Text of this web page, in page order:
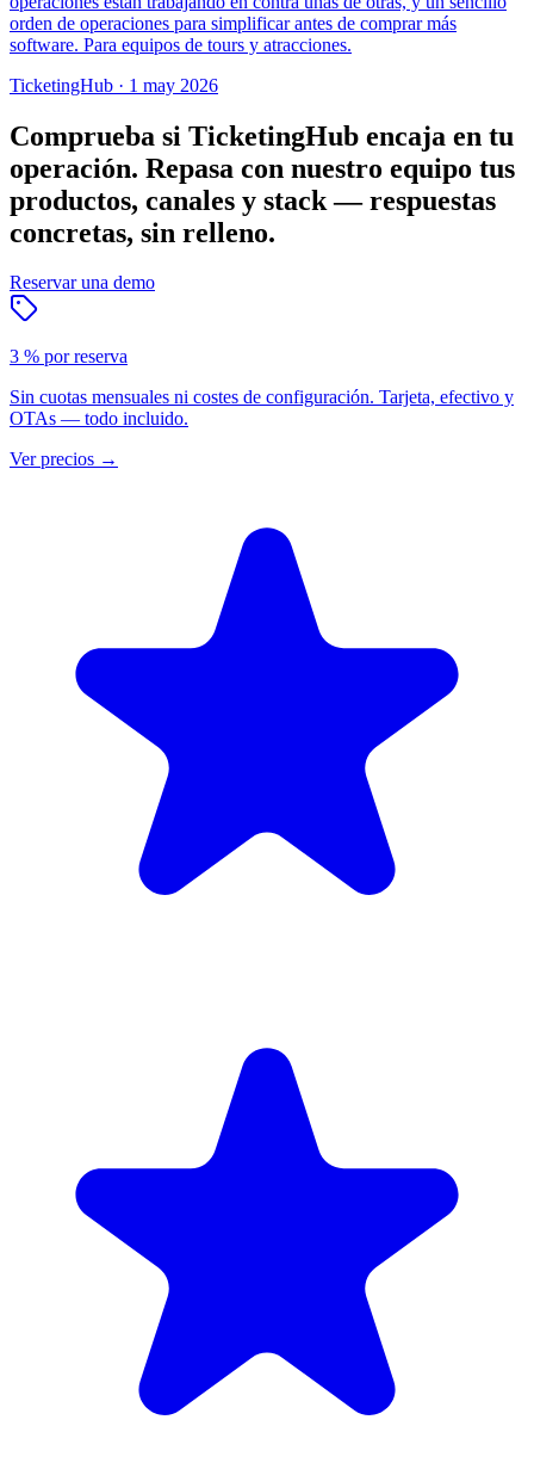
orden de operaciones para simplificar antes de comprar más
software. Para equipos de tours y atracciones.
TicketingHub · 1 may 2026
Comprueba si TicketingHub encaja en tu
operación. Repasa con nuestro equipo tus
productos, canales y stack — respuestas
concretas, sin relleno.
Reservar una demo
3 % por reserva
Sin cuotas mensuales ni costes de configuración. Tarjeta, efectivo y
OTAs — todo incluido.
Ver precios →